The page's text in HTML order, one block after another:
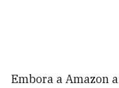
Embora a Amazon